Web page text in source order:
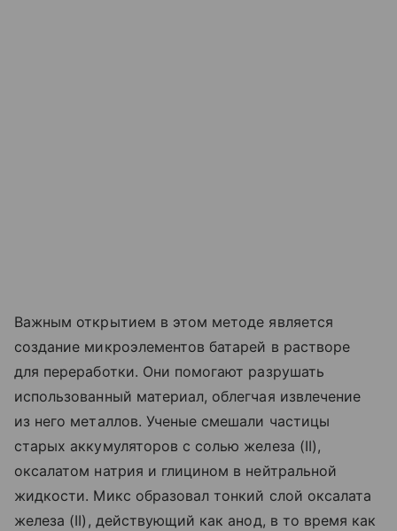
Важным открытием в этом методе является
создание микроэлементов батарей в растворе
для переработки. Они помогают разрушать
использованный материал, облегчая извлечение
из него металлов. Ученые смешали частицы
старых аккумуляторов с солью железа (II),
оксалатом натрия и глицином в нейтральной
жидкости. Микс образовал тонкий слой оксалата
железа (II), действующий как анод, в то время как